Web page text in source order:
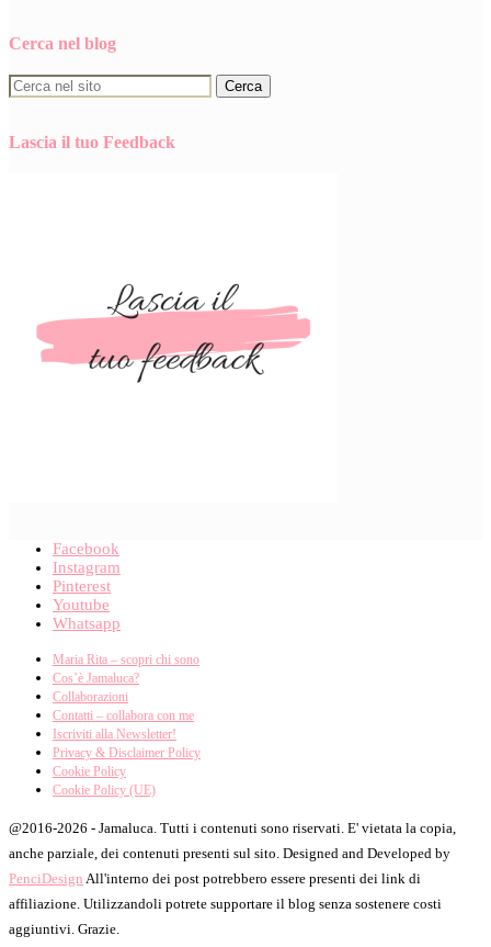
Cerca nel blog
Lascia il tuo Feedback
Facebook
Instagram
Pinterest
Youtube
Whatsapp
Maria Rita – scopri chi sono
Cos’è Jamaluca?
Collaborazioni
Contatti – collabora con me
Iscriviti alla Newsletter!
Privacy & Disclaimer Policy
Cookie Policy
Cookie Policy (UE)
@2016-2026 - Jamaluca. Tutti i contenuti sono riservati. E' vietata la copia,
anche parziale, dei contenuti presenti sul sito. Designed and Developed by
PenciDesign All'interno dei post potrebbero essere presenti dei link di
affiliazione. Utilizzandoli potrete supportare il blog senza sostenere costi
aggiuntivi. Grazie.